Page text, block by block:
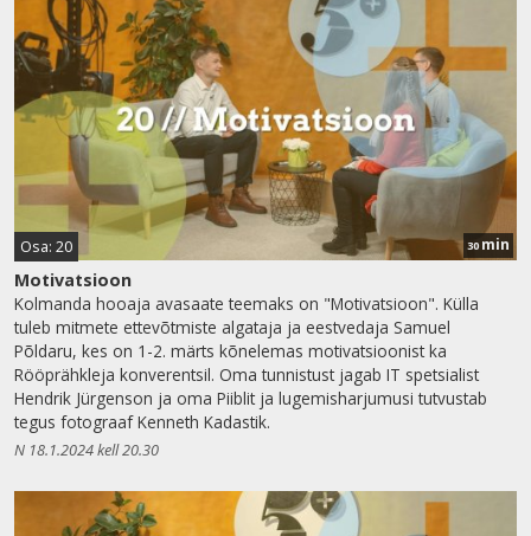
Osa: 20 30 min
Motivatsioon
Kolmanda hooaja avasaate teemaks on "Motivatsioon". Külla
tuleb mitmete ettevõtmiste algataja ja eestvedaja Samuel
Põldaru, kes on 1-2. märts kõnelemas motivatsioonist ka
Rööprähkleja konverentsil. Oma tunnistust jagab IT spetsialist
Hendrik Jürgenson ja oma Piiblit ja lugemisharjumusi tutvustab
tegus fotograaf Kenneth Kadastik.
N 18.1.2024 kell 20.30